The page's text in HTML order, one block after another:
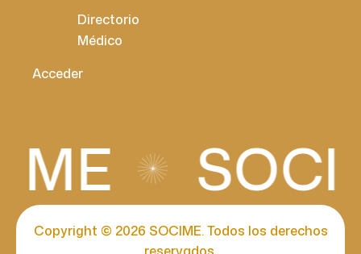
Directorio
Médico
Acceder
Copyright © 2026 SOCIME. Todos los derechos